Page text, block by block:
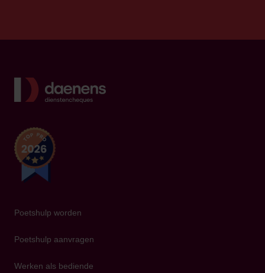
Poetshulp worden
Poetshulp aanvragen
Werken als bediende